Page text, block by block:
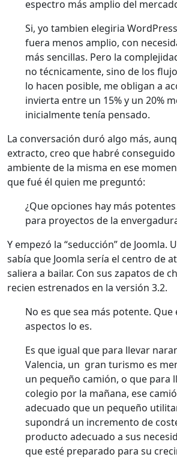
espectro más amplio del
Si, yo tambien elegiria
fuera menos amplio, con
más sencillas. Pero la
no técnicamente, sino de los
lo hacen posible, me obligan a
invierta entre un 15% y un 20%
inicialmente tenía pensado.
La conversación duró algo más,
extracto, creo que habré
ambiente de la misma en ese
que fué él quien me preguntó:
¿Que opciones hay más
para proyectos de la
Y empezó la “seducción” de Joomla.
sabía que Joomla sería el centro de
saliera a bailar. Con sus zapatos de
recien estrenados en la versión 3.2.
No es que sea más potente. Que
aspectos lo es.
Es que igual que para llevar
Valencia, un gran turismo es
un pequeño camión, o que para
colegio por la mañana, ese
adecuado que un pequeño
supondrá un incremento de
producto adecuado a sus
que esté preparado para su